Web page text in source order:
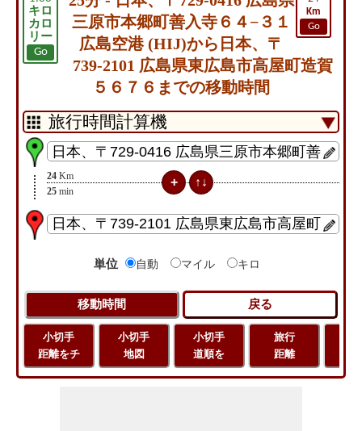
キロ
カロ
リー
Go
Km
Go
三原市本郷町善入寺６４−３１
広島空港 (HIJ)から日本、〒
739-2101 広島県東広島市高屋町造賀
５６７６までの移動時間
24 Km
25 min
単位 自動 マイル キロ
小切手
距離をチ
小切手
地図
小切手
道順を
旅行
距離